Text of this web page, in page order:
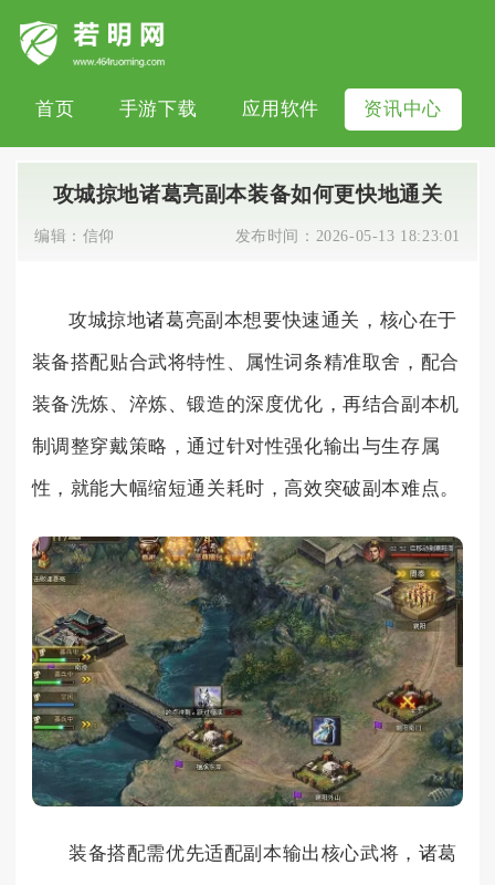
首页 手游下载 应用软件 资讯中心
攻城掠地诸葛亮副本装备如何更快地通关
编辑： 信仰 发布时间： 2026-05-13 18:23:01
攻城掠地诸葛亮副本想要快速通关，核心在于
装备搭配贴合武将特性、属性词条精准取舍，配合
装备洗炼、淬炼、锻造的深度优化，再结合副本机
制调整穿戴策略，通过针对性强化输出与生存属
性，就能大幅缩短通关耗时，高效突破副本难点。
装备搭配需优先适配副本输出核心武将，诸葛